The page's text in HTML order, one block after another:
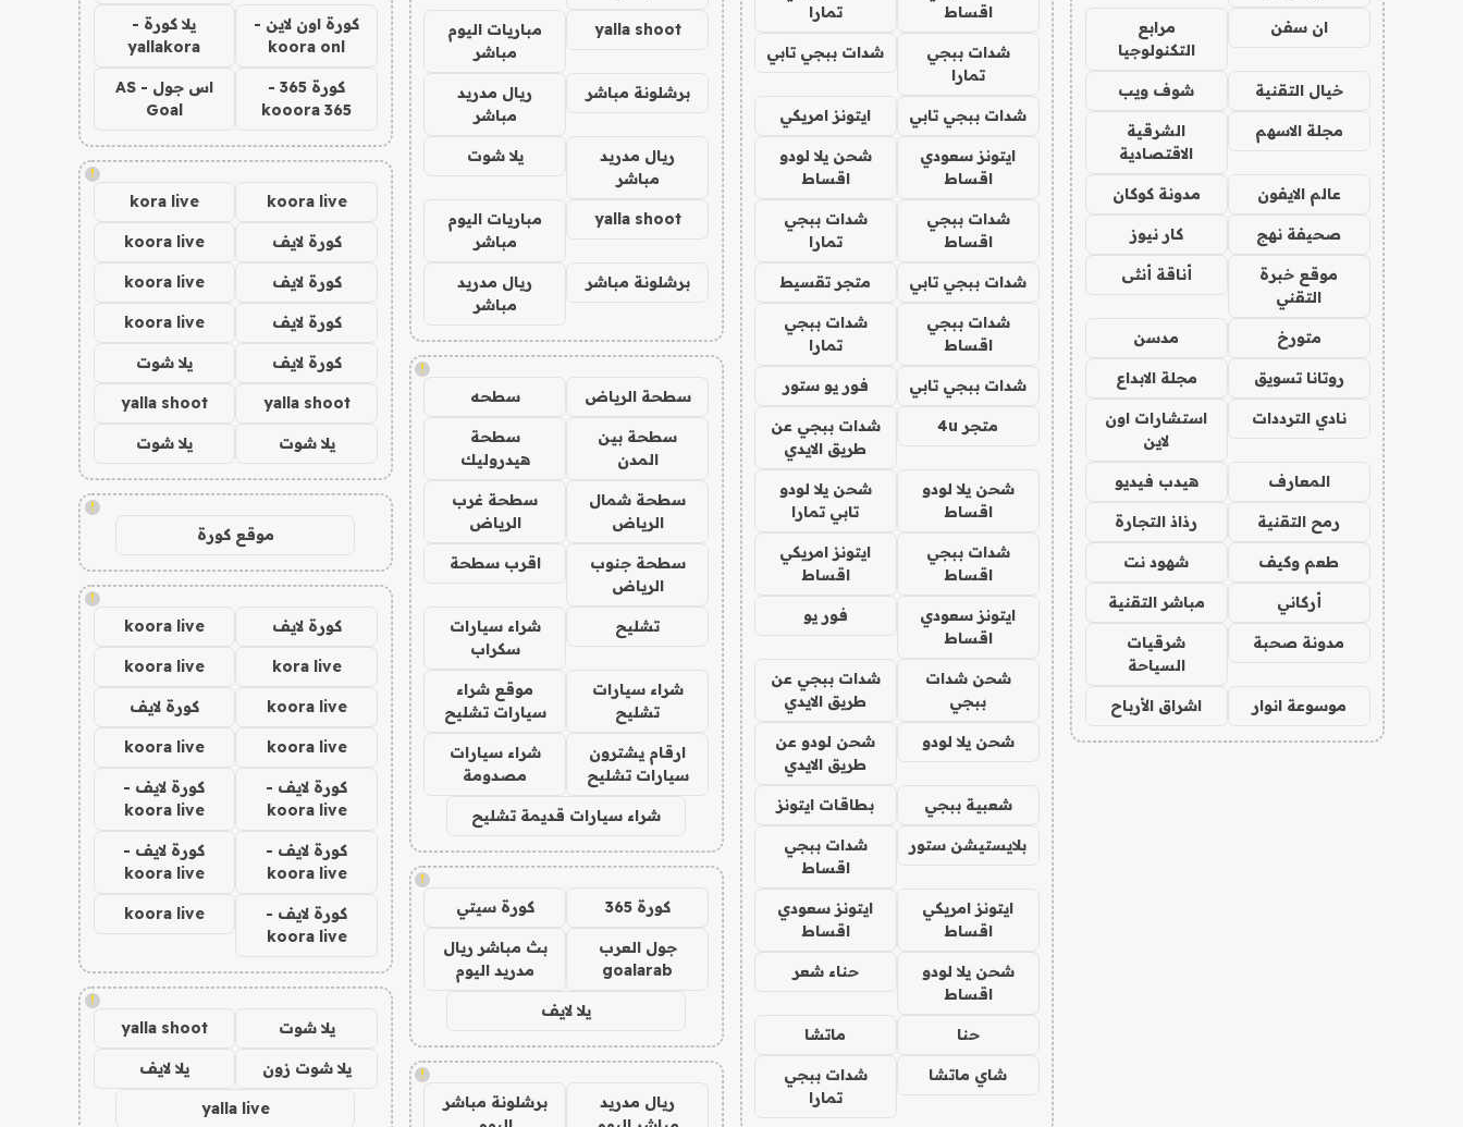
ان سفن
مرابع
التكنولوجيا
خيال التقنية شوف ويب
مجلة الاسهم
الشرقية
الاقتصادية
عالم الايفون مدونة كوكان
صحيفة نهج كار نيوز
موقع خبرة
التقني
أناقة أنثى
متورخ مدسن
روتانا تسويق مجلة الابداع
نادي الترددات
استشارات اون
لاين
المعارف هيدب فيديو
رمح التقنية رذاذ التجارة
طعم وكيف شهود نت
أركاني مباشر التقنية
مدونة صحبة
شرقيات
السياحة
موسوعة انوار اشراق الأرباح
اقساط
تمارا
شدات ببجي
تمارا
شدات ببجي تابي
شدات ببجي تابي ايتونز امريكي
ايتونز سعودي
اقساط
شحن يلا لودو
اقساط
شدات ببجي
اقساط
شدات ببجي
تمارا
شدات ببجي تابي متجر تقسيط
شدات ببجي
اقساط
شدات ببجي
تمارا
شدات ببجي تابي فور يو ستور
متجر 4u
شدات ببجي عن
طريق الايدي
شحن يلا لودو
اقساط
شحن يلا لودو
تابي تمارا
شدات ببجي
اقساط
ايتونز امريكي
اقساط
ايتونز سعودي
اقساط
فور يو
شحن شدات
ببجي
شدات ببجي عن
طريق الايدي
شحن يلا لودو
شحن لودو عن
طريق الايدي
شعبية ببجي بطاقات ايتونز
بلايستيشن ستور
شدات ببجي
اقساط
ايتونز امريكي
اقساط
ايتونز سعودي
اقساط
شحن يلا لودو
اقساط
حناء شعر
حنا ماتشا
شاي ماتشا
شدات ببجي
تمارا
yalla shoot
مباريات اليوم
مباشر
برشلونة مباشر
ريال مدريد
مباشر
ريال مدريد
مباشر
يلا شوت
yalla shoot
مباريات اليوم
مباشر
برشلونة مباشر
ريال مدريد
مباشر
!
سطحة الرياض سطحه
سطحة بين
المدن
سطحة
هيدروليك
سطحة شمال
الرياض
سطحة غرب
الرياض
سطحة جنوب
الرياض
اقرب سطحة
تشليح
شراء سيارات
سكراب
شراء سيارات
تشليح
موقع شراء
سيارات تشليح
ارقام يشترون
سيارات تشليح
شراء سيارات
مصدومة
شراء سيارات قديمة تشليح
!
كورة 365 كورة سيتي
جول العرب
goalarab
بث مباشر ريال
مدريد اليوم
يلا لايف
!
ريال مدريد
برشلونة مباشر
كورة اون لاين -
koora onl
يلا كورة -
yallakora
كورة 365 -
kooora 365
اس جول - AS
Goal
!
koora live
kora live
كورة لايف koora live
كورة لايف koora live
كورة لايف koora live
كورة لايف يلا شوت
yalla shoot
yalla shoot
يلا شوت يلا شوت
!
موقع كورة
!
كورة لايف koora live
kora live
koora live
koora live كورة لايف
koora live
koora live
كورة لايف -
koora live
كورة لايف -
koora live
كورة لايف -
koora live
كورة لايف -
koora live
كورة لايف -
koora live
koora live
!
يلا شوت yalla shoot
يلا شوت زون يلا لايف
yalla live